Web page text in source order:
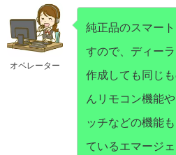
オペレーター
純正品のスマー
すので、ディー
作成しても同じ
んリモコン機能
ッチなどの機能
ているエマージ